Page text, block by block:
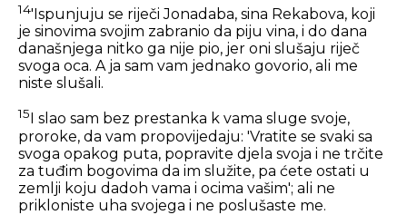
14'Ispunjuju se riječi Jonadaba, sina Rekabova, koji
je sinovima svojim zabranio da piju vina, i do dana
današnjega nitko ga nije pio, jer oni slušaju riječ
svoga oca. A ja sam vam jednako govorio, ali me
niste slušali.
15
I slao sam bez prestanka k vama sluge svoje,
proroke, da vam propovijedaju: 'Vratite se svaki sa
svoga opakog puta, popravite djela svoja i ne trčite
za tuđim bogovima da im služite, pa ćete ostati u
zemlji koju dadoh vama i ocima vašim'; ali ne
prikloniste uha svojega i ne poslušaste me.